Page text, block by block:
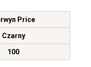
Price
Czarny
100